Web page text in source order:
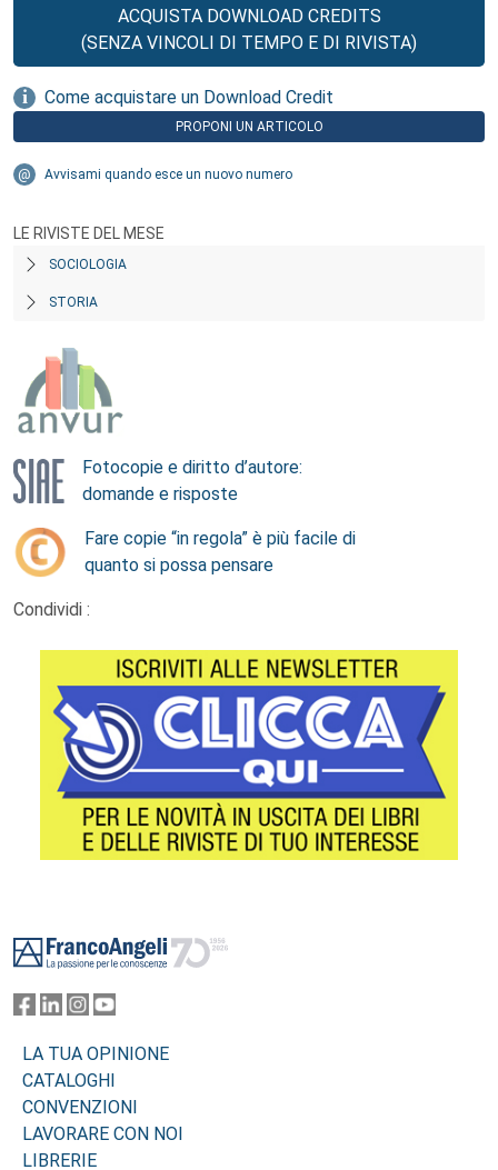
ACQUISTA DOWNLOAD CREDITS
(SENZA VINCOLI DI TEMPO E DI RIVISTA)
Come acquistare un Download Credit
PROPONI UN ARTICOLO
Avvisami quando esce un nuovo numero
LE RIVISTE DEL MESE
SOCIOLOGIA
STORIA
Fotocopie e diritto d’autore:
domande e risposte
Fare copie “in regola” è più facile di
quanto si possa pensare
Condividi :
LA TUA OPINIONE
CATALOGHI
CONVENZIONI
LAVORARE CON NOI
LIBRERIE